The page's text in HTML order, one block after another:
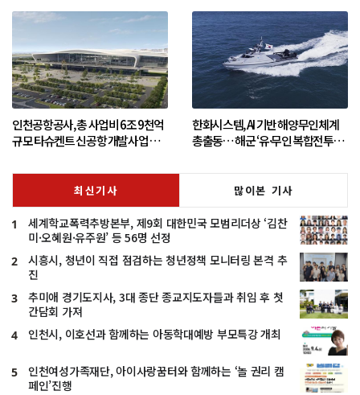
인천공항공사, 총 사업비 6조 9천억
규모 타슈켄트 신공항 개발사업 수
한화시스템, AI 기반 해양무인체계
총출동… 해군 ‘유·무인 복합전투체
최신기사 많이본 기사
1
세계학교폭력추방본부, 제9회 대한민국 모범리더상 ‘김찬
미·오혜원·유주원’ 등 56명 선정
2
시흥시, 청년이 직접 점검하는 청년정책 모니터링 본격 추
진
3
추미애 경기도지사, 3대 종단 종교지도자들과 취임 후 첫
간담회 가져
4 인천시, 이호선과 함께하는 아동학대예방 부모특강 개최
5
인천여성가족재단, 아이사랑꿈터와 함께하는 ‘놀 권리 캠
페인’진행